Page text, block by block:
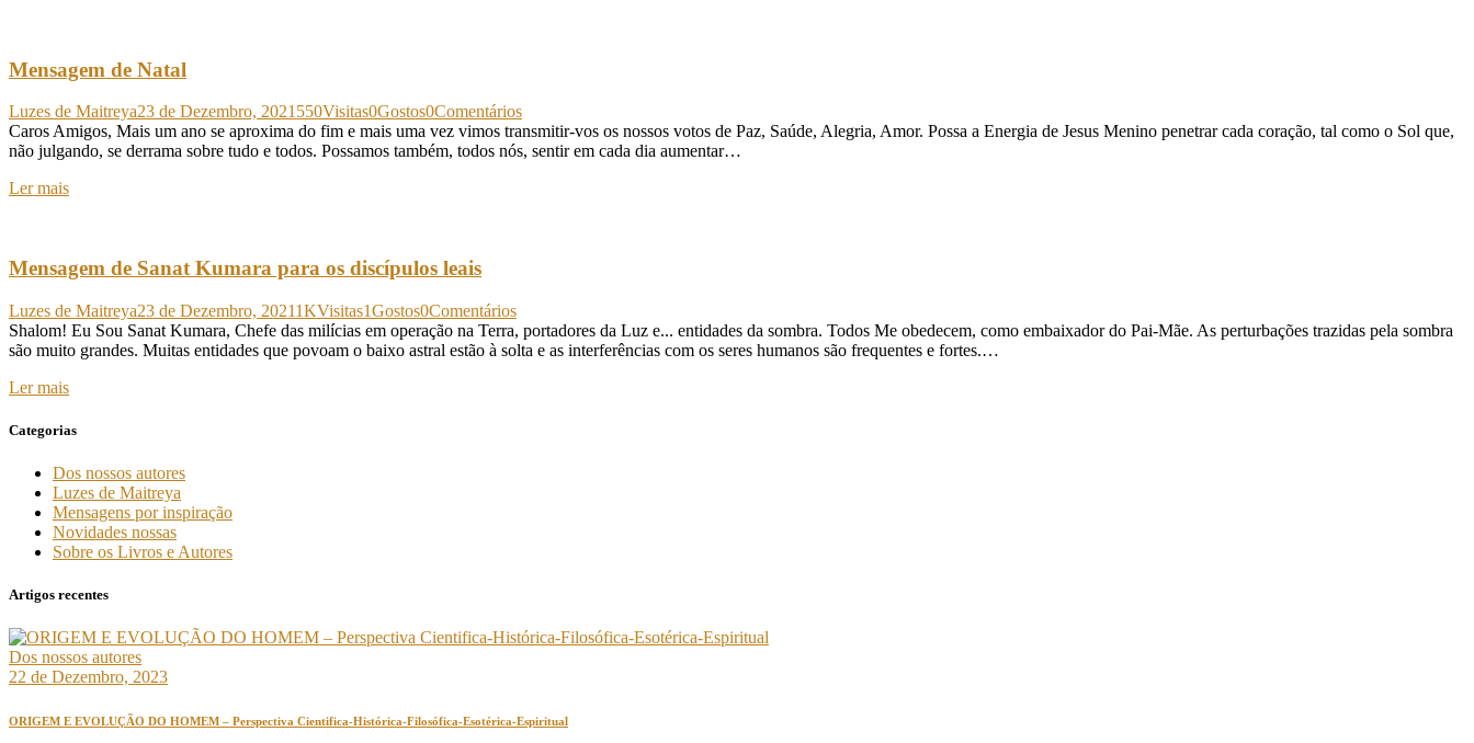
Mensagem de Natal
Luzes de Maitreya23 de Dezembro, 2021 550Visitas0Gostos0Comentários
Caros Amigos, Mais um ano se aproxima do fim e mais uma vez vimos transmitir-vos os nossos votos de Paz, Saúde, Alegria, Amor. Possa a Energia de Jesus Menino penetrar cada coração, tal como o Sol que,
não julgando, se derrama sobre tudo e todos. Possamos também, todos nós, sentir em cada dia aumentar…
Ler mais
Mensagem de Sanat Kumara para os discípulos leais
Luzes de Maitreya23 de Dezembro, 20211KVisitas1Gostos0Comentários
Shalom! Eu Sou Sanat Kumara, Chefe das milícias em operação na Terra, portadores da Luz e... entidades da sombra. Todos Me obedecem, como embaixador do Pai-Mãe. As perturbações trazidas pela sombra
são muito grandes. Muitas entidades que povoam o baixo astral estão à solta e as interferências com os seres humanos são frequentes e fortes.…
Ler mais
Categorias
Dos nossos autores
Luzes de Maitreya
Mensagens por inspiração
Novidades nossas
Sobre os Livros e Autores
Artigos recentes
Dos nossos autores
22 de Dezembro, 2023
ORIGEM E EVOLUÇÃO DO HOMEM – Perspectiva Cientifica-Histórica-Filosófica-Esotérica-Espiritual